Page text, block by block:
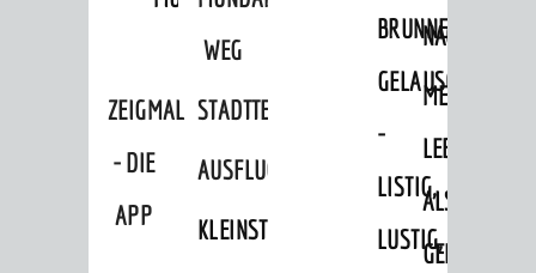
WEG
ZEIGMAL
- DIE
APP
STADTTEILE
AUSFLUGSZIELE
KLEINSTADTPERLEN
BRUNNEN
GELAUSCHT
-
LISTIG,
LUSTIG,
MEIN
LEBEN
ALS
GERBER